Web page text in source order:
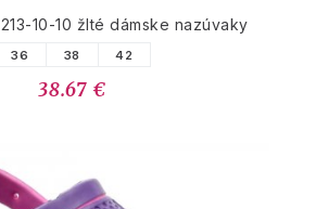
10-10 žlté dámske nazúvaky
36 38 42
38.67 €